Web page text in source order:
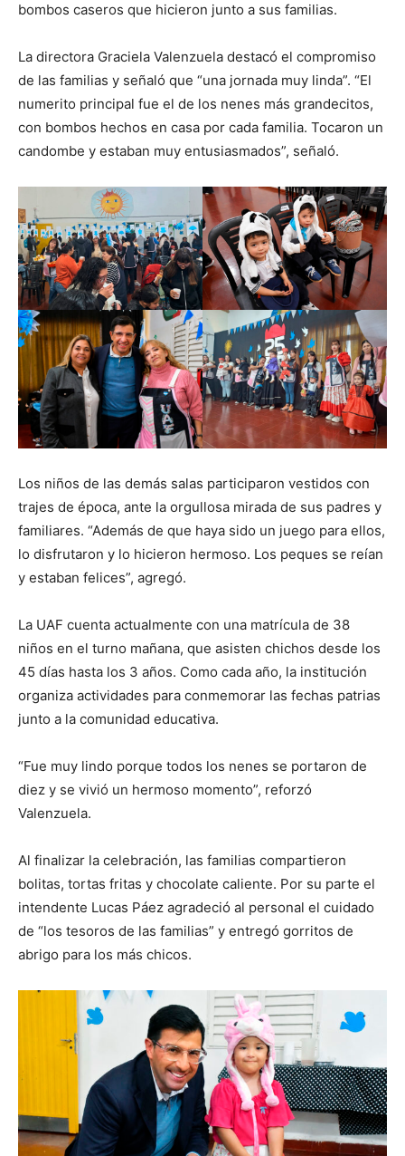
bombos caseros que hicieron junto a sus familias.
La directora Graciela Valenzuela destacó el compromiso
de las familias y señaló que “una jornada muy linda”. “El
numerito principal fue el de los nenes más grandecitos,
con bombos hechos en casa por cada familia. Tocaron un
candombe y estaban muy entusiasmados”, señaló.
Los niños de las demás salas participaron vestidos con
trajes de época, ante la orgullosa mirada de sus padres y
familiares. “Además de que haya sido un juego para ellos,
lo disfrutaron y lo hicieron hermoso. Los peques se reían
y estaban felices”, agregó.
La UAF cuenta actualmente con una matrícula de 38
niños en el turno mañana, que asisten chichos desde los
45 días hasta los 3 años. Como cada año, la institución
organiza actividades para conmemorar las fechas patrias
junto a la comunidad educativa.
“Fue muy lindo porque todos los nenes se portaron de
diez y se vivió un hermoso momento”, reforzó
Valenzuela.
Al finalizar la celebración, las familias compartieron
bolitas, tortas fritas y chocolate caliente. Por su parte el
intendente Lucas Páez agradeció al personal el cuidado
de “los tesoros de las familias” y entregó gorritos de
abrigo para los más chicos.